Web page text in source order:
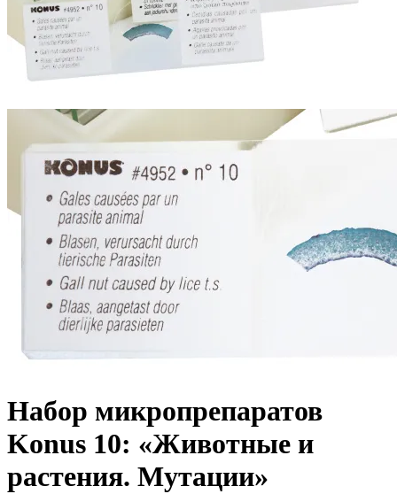
Набор микропрепаратов
Konus 10: «Животные и
растения. Мутации»